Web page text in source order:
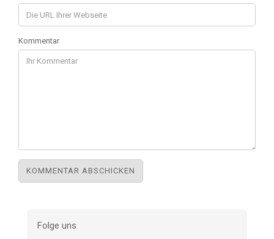
Kommentar
Folge uns